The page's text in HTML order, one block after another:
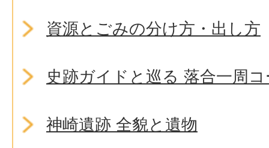
資源とごみの分け方・出し方
史跡ガイドと巡る 落合一周
神崎遺跡 全貌と遺物